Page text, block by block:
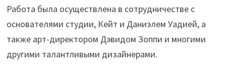
Работа была осуществлена в сотрудничестве с
основателями студии, Кейт и Даниэлем Уадией, а
также арт-директором Дэвидом Зоппи и многими
другими талантливыми дизайнерами.